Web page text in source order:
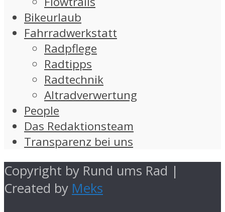
Bikeurlaub
Fahrradwerkstatt
Radpflege
Radtipps
Radtechnik
Altradverwertung
People
Das Redaktionsteam
Transparenz bei uns
Copyright by Rund ums Rad |
Created by Meks